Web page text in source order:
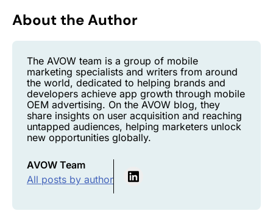
About the Author
The AVOW team is a group of mobile
marketing specialists and writers from around
the world, dedicated to helping brands and
developers achieve app growth through mobile
OEM advertising. On the AVOW blog, they
share insights on user acquisition and reaching
untapped audiences, helping marketers unlock
new opportunities globally.
AVOW Team
All posts by author